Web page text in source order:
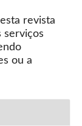
revista
serviços
ou a